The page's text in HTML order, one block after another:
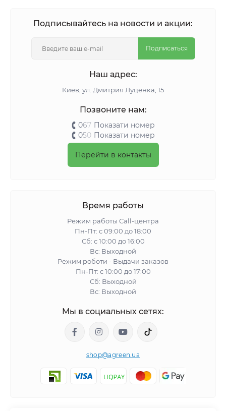
Подписывайтесь на новости и акции:
Подписаться
Наш адрес:
Киeв, ул. Дмитрия Луценка, 15
Позвоните нам:
067 Показати номер
050 Показати номер
Перейти в контакты
Время работы
Режим работы Call-центра
Пн-Пт: с 09:00 до 18:00
Сб: с 10:00 до 16:00
Вс: Выходной
Режим роботи - Выдачи заказов
Пн-Пт: с 10:00 до 17:00
Сб: Выходной
Вс: Выходной
Мы в социальных сетях:
shop@agreen.ua